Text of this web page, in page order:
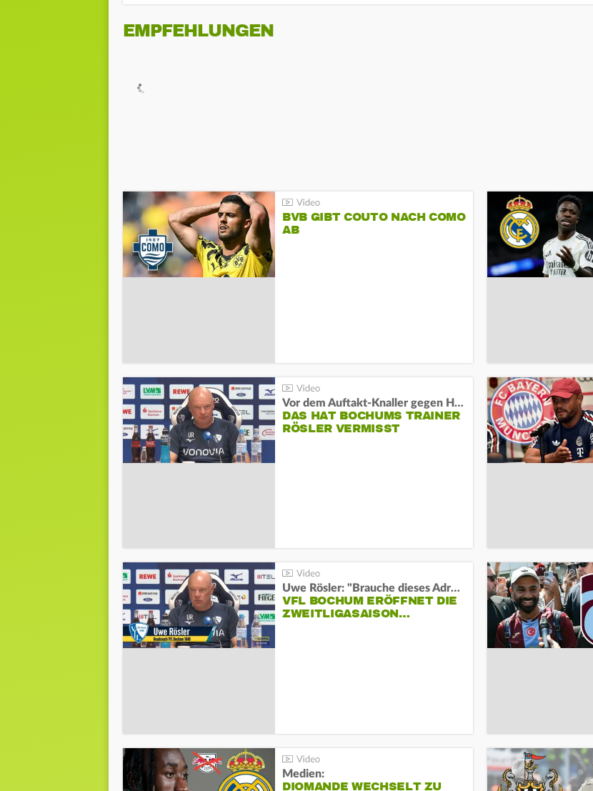
EMPFEHLUNGEN
BVB GIBT COUTO NACH COMO
AB
Vor dem Auftakt-Knaller gegen Hertha:
DAS HAT BOCHUMS TRAINER
RÖSLER VERMISST
Uwe Rösler: "Brauche dieses Adrenalin"
VFL BOCHUM ERÖFFNET DIE
ZWEITLIGASAISON…
Medien:
DIOMANDE WECHSELT ZU